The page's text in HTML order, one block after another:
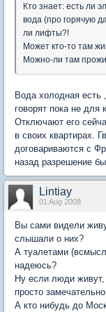
Кто знает: есть ли
вода (про горячую
ли лифты?!
Может кто-то там
Можно-ли там
Вода холодная есть
говорят пока не для
Отключают его
в своих квартирах.
договариваются с
назад разрешение
Lintiay
01 Aug 2008
Вы сами видели
слышали о них?
А туалетами
надеюсь?
Ну если люди живут,
просто
А кто нибудь до